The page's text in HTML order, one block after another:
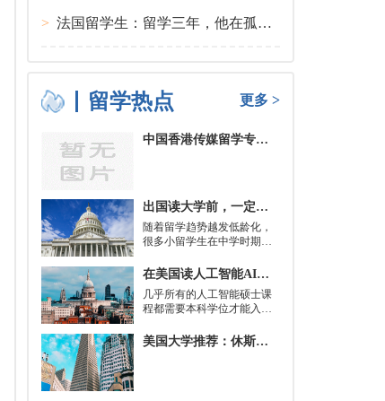
> 法国留学生：留学三年，他在孤独中找到内心的力量
留学热点 更多 >
中国香港传媒留学专业分类及申请要求
出国读大学前，一定要培养的基本生活技能有哪些？
随着留学趋势越发低龄化，
很多小留学生在中学时期就
其实都是为了大学生活做准
在美国读人工智能AI硕士入学条件及大学推荐
几乎所有的人工智能硕士课
程都需要本科学位才能入
需要特定领域的本科学位。
美国大学推荐：休斯顿的大学